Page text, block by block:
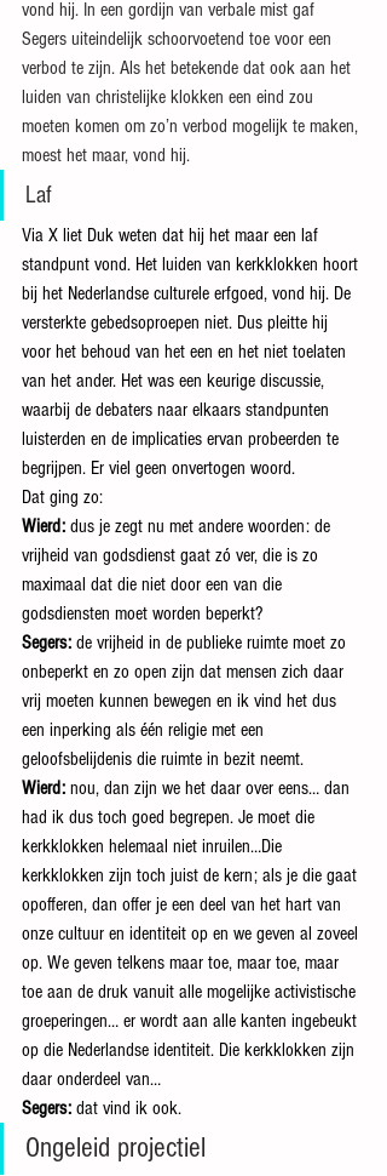
vond hij. In een gordijn van verbale mist gaf
Segers uiteindelijk schoorvoetend toe voor een
verbod te zijn. Als het betekende dat ook aan het
luiden van christelijke klokken een eind zou
moeten komen om zo’n verbod mogelijk te maken,
moest het maar, vond hij.
Laf
Via X liet Duk weten dat hij het maar een laf
standpunt vond. Het luiden van kerkklokken hoort
bij het Nederlandse culturele erfgoed, vond hij. De
versterkte gebedsoproepen niet. Dus pleitte hij
voor het behoud van het een en het niet toelaten
van het ander. Het was een keurige discussie,
waarbij de debaters naar elkaars standpunten
luisterden en de implicaties ervan probeerden te
begrijpen. Er viel geen onvertogen woord.
Dat ging zo:
Wierd: dus je zegt nu met andere woorden: de
vrijheid van godsdienst gaat zó ver, die is zo
maximaal dat die niet door een van die
godsdiensten moet worden beperkt?
Segers: de vrijheid in de publieke ruimte moet zo
onbeperkt en zo open zijn dat mensen zich daar
vrij moeten kunnen bewegen en ik vind het dus
een inperking als één religie met een
geloofsbelijdenis die ruimte in bezit neemt.
Wierd: nou, dan zijn we het daar over eens… dan
had ik dus toch goed begrepen. Je moet die
kerkklokken helemaal niet inruilen…Die
kerkklokken zijn toch juist de kern; als je die gaat
opofferen, dan offer je een deel van het hart van
onze cultuur en identiteit op en we geven al zoveel
op. We geven telkens maar toe, maar toe, maar
toe aan de druk vanuit alle mogelijke activistische
groeperingen… er wordt aan alle kanten ingebeukt
op die Nederlandse identiteit. Die kerkklokken zijn
daar onderdeel van…
Segers: dat vind ik ook.
Ongeleid projectiel